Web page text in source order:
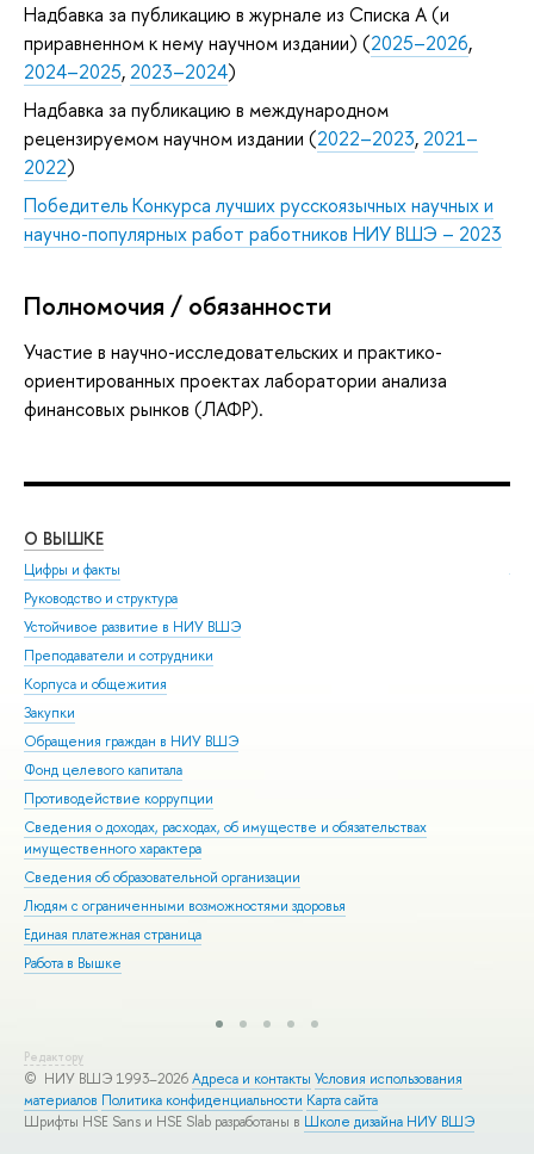
Надбавка за публикацию в журнале из Списка А (и
приравненном к нему научном издании) (2025–2026,
2024–2025, 2023–2024)
Надбавка за публикацию в международном
рецензируемом научном издании (2022–2023, 2021–
2022)
Победитель Конкурса лучших русскоязычных научных и
научно-популярных работ работников НИУ ВШЭ – 2023
Полномочия / обязанности
Участие в научно-исследовательских и практико-
ориентированных проектах лаборатории анализа
финансовых рынков (ЛАФР).
О ВЫШКЕ
Цифры и факты
Руководство и структура
Устойчивое развитие в НИУ ВШЭ
Преподаватели и сотрудники
Корпуса и общежития
Закупки
Обращения граждан в НИУ ВШЭ
Фонд целевого капитала
Противодействие коррупции
Сведения о доходах, расходах, об имуществе и обязательствах
имущественного характера
Сведения об образовательной организации
Людям с ограниченными возможностями здоровья
Единая платежная страница
Работа в Вышке
Редактору
© НИУ ВШЭ 1993–2026Адреса и контакты Условия использования
материалов Политика конфиденциальности Карта сайта
Шрифты HSE Sans и HSE Slab разработаны в Школе дизайна НИУ ВШЭ